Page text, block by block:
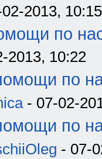
2013, 10:15
по
2013, 10:22
по
- 07-02-
по
- 07-